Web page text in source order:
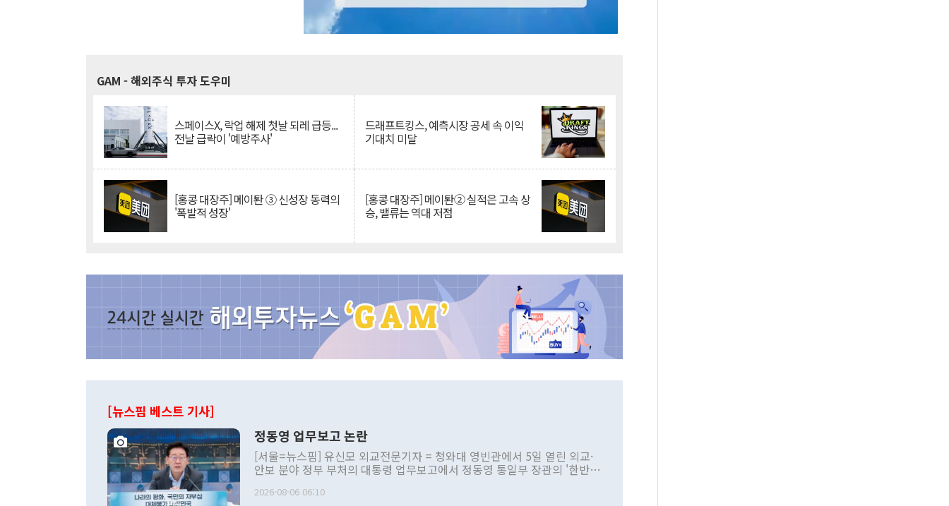
GAM - 해외주식 투자 도우미
스페이스X, 락업 해제 첫날 되레 급등...
전날 급락이 '예방주사'
드래프트킹스, 예측시장 공세 속 이익
기대치 미달
[홍콩 대장주] 메이퇀 ③ 신성장 동력의
'폭발적 성장'
[홍콩 대장주] 메이퇀② 실적은 고속 상
승, 밸류는 역대 저점
[뉴스핌 베스트 기사]
정동영 업무보고 논란
[서울=뉴스핌] 유신모 외교전문기자 = 청와대 영빈관에서 5일 열린 외교·
안보 분야 정부 부처의 대통령 업무보고에서 정동영 통일부 장관의 '한반도
발언 중에는 정부 내 조율을 거치지 않은 사안을 정책으로 추진하겠다고 공
2026-08-06 06:10